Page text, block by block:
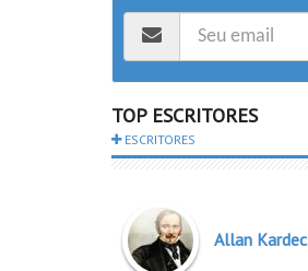
TOP ESCRITORES
ESCRITORES
Allan Kardec